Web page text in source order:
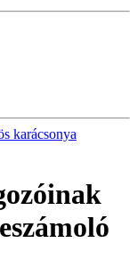
karácsonya